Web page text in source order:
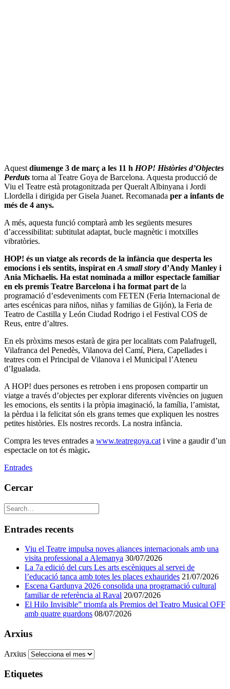
Aquestdiumenge 3 de març a les 11 h HOP! Històries d’Objectes
Perduts torna al Teatre Goya de Barcelona. Aquesta producció de
Viu el Teatre està protagonitzada per Queralt Albinyana i Jordi
Llordella i dirigida per Gisela Juanet. Recomanada per a infants de
més de 4 anys.
A més, aquesta funció comptarà amb les següents mesures
d’accessibilitat: subtitulat adaptat, bucle magnètic i motxilles
vibratòries.
HOP! és un viatge als records de la infància que desperta les
emocions i els sentits, inspirat enA small story d’Andy Manley i
Ania Michaelis. Ha estat nominada a millor espectacle familiar
en els premis Teatre Barcelona i ha format part de la
programació d’esdeveniments com FETEN (Feria Internacional de
artes escénicas para niños, niñas y familias de Gijón), la Feria de
Teatro de Castilla y León Ciudad Rodrigo i el Festival COS de
Reus, entre d’altres.
En els pròxims mesos estarà de gira per localitats com Palafrugell,
Vilafranca del Penedès, Vilanova del Camí, Piera, Capellades i
teatres com el Principal de Vilanova i el Municipal l’Ateneu
d’Igualada.
A HOP! dues persones es retroben i ens proposen compartir un
viatge a través d’objectes per explorar diferents vivències on juguen
les emocions, els sentits i la pròpia imaginació, la família, l’amistat,
la pèrdua i la felicitat són els grans temes que expliquen les nostres
petites històries. Els nostres records. La nostra infància.
Compra les teves entrades a www.teatregoya.cati vine a gaudir d’un
espectacle on tot és màgic.
Entrades
Cercar
Entrades recents
Viu el Teatre impulsa noves aliances internacionals amb una
visita professional a Alemanya 30/07/2026
La 7a edició del curs Les arts escèniques al servei de
l’educació tanca amb totes les places exhaurides 21/07/2026
Escena Gardunya 2026 consolida una programació cultural
familiar de referència al Raval 20/07/2026
El Hilo Invisible” triomfa als Premios del Teatro Musical OFF
amb quatre guardons 08/07/2026
Arxius
Arxius
Etiquetes